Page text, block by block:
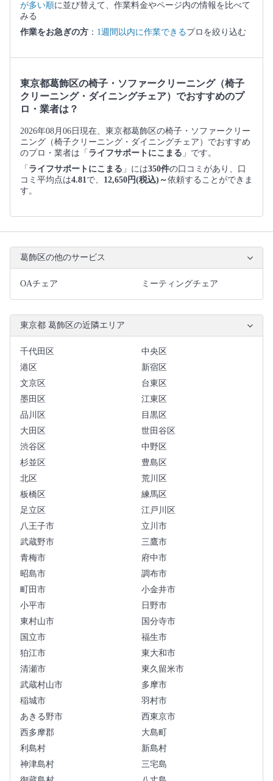
が多い順に並び替えて、作業料金やページ内の情報を比べて
みる
作業をお急ぎの方 ： 1週間以内に作業できるプロを絞り込む
東京都葛飾区の椅子・ソファークリーニング（椅子
クリーニング・ダイニングチェア）でおすすめのプ
ロ・業者は？
2026年08月06日現在、東京都葛飾区の椅子・ソファークリー
ニング（椅子クリーニング・ダイニングチェア）でおすすめ
のプロ・業者は「 ライフサポートにこまる 」です。
「 ライフサポートにこまる 」には350件の口コミがあり、口
コミ平均点は4.81で、 12,650円(税込)～依頼することができま
す。
葛飾区の他のサービス
OAチェア ミーティングチェア
東京都 葛飾区の近隣エリア
千代田区
中央区
港区
新宿区
文京区
台東区
墨田区
江東区
品川区
目黒区
大田区
世田谷区
渋谷区
中野区
杉並区
豊島区
北区
荒川区
板橋区
練馬区
足立区
江戸川区
八王子市
立川市
武蔵野市
三鷹市
青梅市
府中市
昭島市
調布市
町田市
小金井市
小平市
日野市
東村山市
国分寺市
国立市
福生市
狛江市
東大和市
清瀬市
東久留米市
武蔵村山市
多摩市
稲城市
羽村市
あきる野市
西東京市
西多摩郡
大島町
利島村
新島村
神津島村
三宅島